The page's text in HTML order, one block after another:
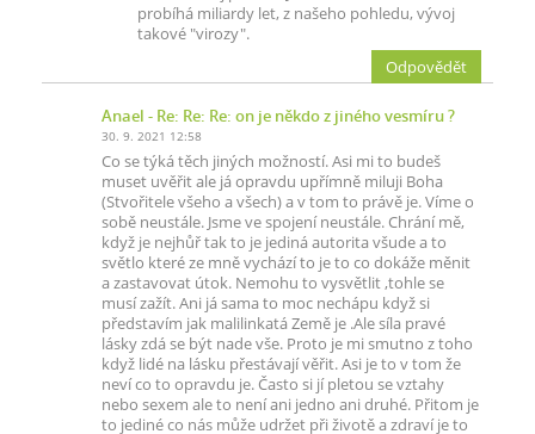
probíhá miliardy let, z našeho pohledu, vývoj
takové "virozy".
Odpovědět
Anael - Re: Re: Re: on je někdo z jiného vesmíru ?
30. 9. 2021 12:58
Co se týká těch jiných možností. Asi mi to budeš
muset uvěřit ale já opravdu upřímně miluji Boha
(Stvořitele všeho a všech) a v tom to právě je. Víme o
sobě neustále. Jsme ve spojení neustále. Chrání mě,
když je nejhůř tak to je jediná autorita všude a to
světlo které ze mně vychází to je to co dokáže měnit
a zastavovat útok. Nemohu to vysvětlit ,tohle se
musí zažít. Ani já sama to moc nechápu když si
představím jak malilinkatá Země je .Ale síla pravé
lásky zdá se být nade vše. Proto je mi smutno z toho
když lidé na lásku přestávají věřit. Asi je to v tom že
neví co to opravdu je. Často si jí pletou se vztahy
nebo sexem ale to není ani jedno ani druhé. Přitom je
to jediné co nás může udržet při životě a zdraví je to